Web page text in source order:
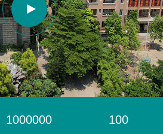
1000000 100